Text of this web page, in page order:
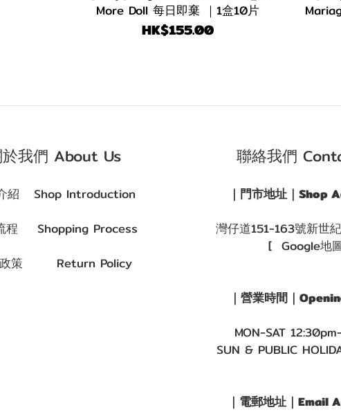
More Doll 每日即棄 ｜1盒10片
HK$155.00
我們 About Us
紹 Shop Introduction
程 Shopping Process
政策 Return Policy
聯絡我們
｜門市地址｜Shop
灣仔道151-163號新世
[ Google地
｜營業時間｜
MON-SAT
SUN & PUBLIC
｜電郵地址｜Email